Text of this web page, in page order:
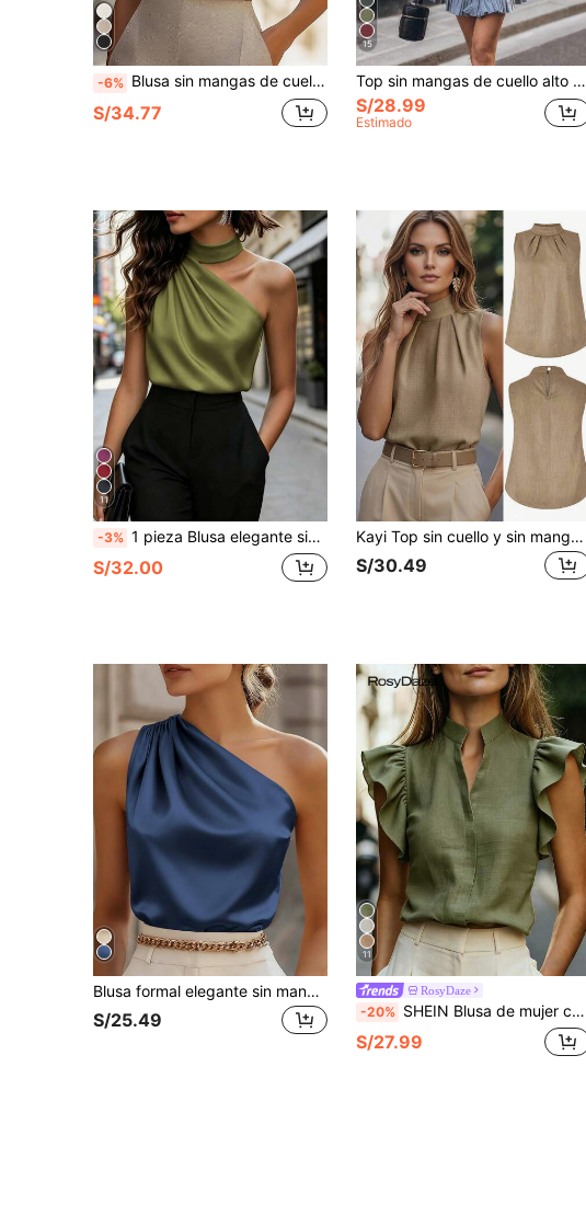
-6% Blusa sin mangas de cuello alto para mujer, top casual de oficina de unicolor, uso en todas las estaciones, no transparente, lavable a máquina, camiseta sin mangas de verano
S/34.77
15
Top sin mangas de cuello alto con pliegues, top ajustado de diseño elegante y exclusivo para mujer, casual de verano
S/28.99
Estimado
11
-3% 1 pieza Blusa elegante sin mangas de satén de unicolor con volantes asimétricos/asimétricos, adecuada para verano, oficina, hogar, diario, fiesta de cumpleaños, formal, casual
S/32.00
Kayi Top sin cuello y sin mangas de tela similar al lino color caqui, camisa casual para uso diario en la calle y resort para mujeres, primavera/verano
S/30.49
Blusa formal elegante sin mangas con volantes y ajustada en color azul, para uso básico de negocios casuales en la oficina, para maestros, estudiantes, primavera/verano
S/25.49
11
RosyDaze
-20% SHEIN Blusa de mujer con cuello en V y mangas cortas, de tela cómoda, adecuada para vacaciones, uso diario, casual, playa, citas, fiestas, vacaciones de verano urbanas, versátil
S/27.99